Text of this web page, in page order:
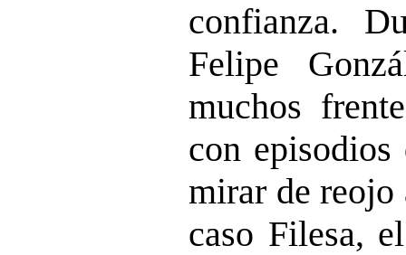
confianza.
Felipe
muchos
con
mirar de
caso Filesa,